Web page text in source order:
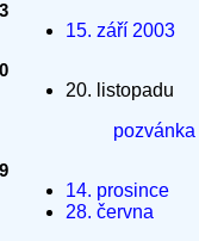
15. září 2003
20. listopadu
pozvánka
14. prosince
28. června